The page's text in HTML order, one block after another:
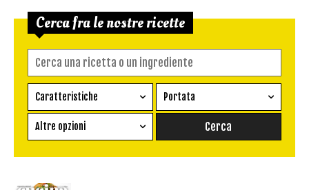
Cerca fra le nostre ricette
Caratteristiche
Ricetta vegetariana
Senza glutine
senza uova
Portata
Conserva
Altre opzioni